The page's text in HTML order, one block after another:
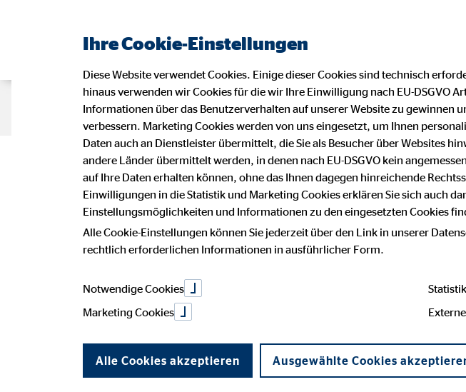
Beraterseite Karriere bei OVB Impressum
Deine Karriere mit
und Teamgeist!
Suchst du einen Job, der
Selbstbestimmung und
Ihre Cookie-Einstellungen
Diese Website verwendet Cookies. Einige dieser Cookies sind technisch
hinaus verwenden wir Cookies für die wir Ihre Einwilligung nach EU-DSGVO
Informationen über das Benutzerverhalten auf unserer Website zu gewinnen
verbessern. Marketing Cookies werden von uns eingesetzt, um Ihnen
Daten auch an Dienstleister übermittelt, die Sie als Besucher über Websites
andere Länder übermittelt werden, in denen nach EU-DSGVO kein
auf Ihre Daten erhalten können, ohne das Ihnen dagegen hinreichende
Einwilligungen in die Statistik und Marketing Cookies erklären Sie sich auch
Einstellungsmöglichkeiten und Informationen zu den eingesetzten Cookies
Alle Cookie-Einstellungen können Sie jederzeit über den Link in unserer
rechtlich erforderlichen Informationen in ausführlicher Form.
Notwendige Cookies
Marketing Cookies
Alle Cookies akzeptieren Ausgewählte Cookies